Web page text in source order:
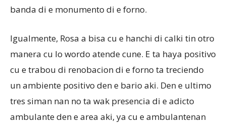
banda di e monumento di e forno.
Igualmente, Rosa a bisa cu e hanchi di calki tin otro
manera cu lo wordo atende cune. E ta haya positivo
cu e trabou di renobacion di e forno ta treciendo
un ambiente positivo den e bario aki. Den e ultimo
tres siman nan no ta wak presencia di e adicto
ambulante den e area aki, ya cu e ambulantenan